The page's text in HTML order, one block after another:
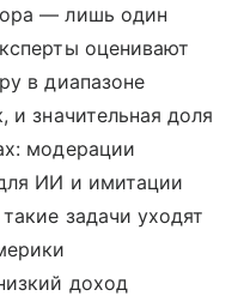
— лишь один
оценивают
в диапазоне
и значительная доля
модерации
ИИ и имитации
задачи уходят
доход